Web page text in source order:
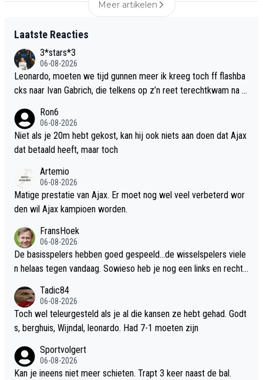
Meer artikelen
Laatste Reacties
3*stars*3
06-08-2026
Leonardo, moeten we tijd gunnen meer ik kreeg toch ff flashba
cks naar Ivan Gabrich, die telkens op z’n reet terechtkwam na e
omdat je niet meer maakt en toch een goal weggeeft.
Ron6
06-08-2026
Niet als je 20m hebt gekost, kan hij ook niets aan doen dat Ajax
dat betaald heeft, maar toch
Artemio
06-08-2026
Matige prestatie van Ajax. Er moet nog wel veel verbeterd wor
den wil Ajax kampioen worden.
FransHoek
06-08-2026
De basisspelers hebben goed gespeeld...de wisselspelers viele
n helaas tegen vandaag. Sowieso heb je nog een links en rechts
kt heb je creativiteit en snelheid nodig.
Tadic84
06-08-2026
Toch wel teleurgesteld als je al die kansen ze hebt gehad. Godt
s, berghuis, Wijndal, leonardo. Had 7-1 moeten zijn
Sportvolgert
06-08-2026
Kan je ineens niet meer schieten. Trapt 3 keer naast de bal.